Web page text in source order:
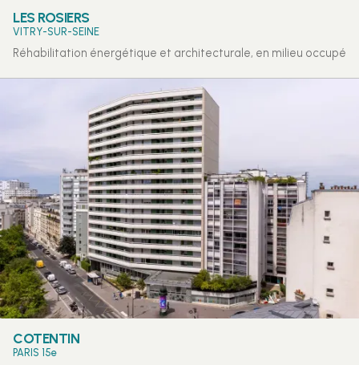
LES ROSIERS
VITRY-SUR-SEINE
Réhabilitation énergétique et architecturale, en milieu occupé
COTENTIN
PARIS 15e